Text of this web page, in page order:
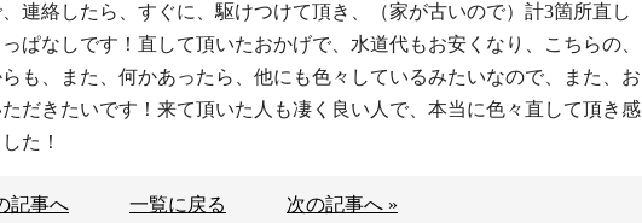
連絡したら、すぐに、駆けつけて頂き、（家が古いので）計3箇所直し
ぱなしです！直して頂いたおかげで、水道代もお安くなり、こちらの、
も、また、何かあったら、他にも色々しているみたいなので、また、お
だきたいです！来て頂いた人も凄く良い人で、本当に色々直して頂き感
た！
記事へ 一覧に戻る 次の記事へ »